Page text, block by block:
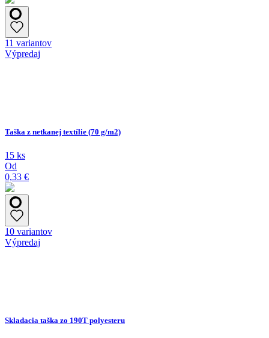
11 variantov
Výpredaj
Taška z netkanej textílie (70 g/m2)
15 ks
Od
0,33 €
10 variantov
Výpredaj
Skladacia taška zo 190T polyesteru